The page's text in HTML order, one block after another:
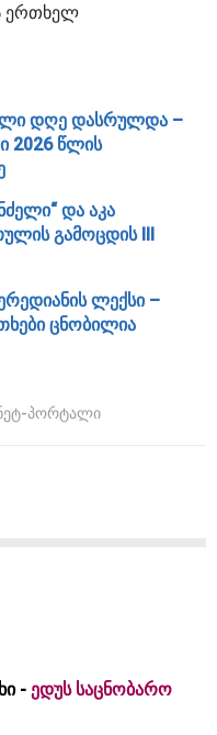
ერთხელ
დღე დასრულდა –
2026 წლის
და აკა
გამოცდის III
ლექსი –
ცნობილია
პორტალი
- ედუს საცნობარო